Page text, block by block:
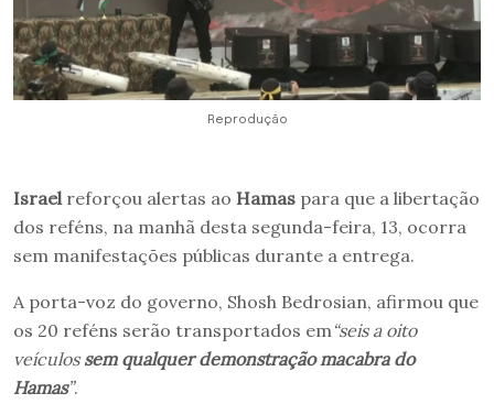
Reprodução
Israelreforçou alertas ao Hamas para que a libertação
dos reféns, na manhã desta segunda-feira, 13, ocorra
sem manifestações públicas durante a entrega.
A porta-voz do governo, Shosh Bedrosian, afirmou que
os 20 reféns serão transportados em“seis a oito
veículos sem qualquer demonstração macabra do
Hamas”.